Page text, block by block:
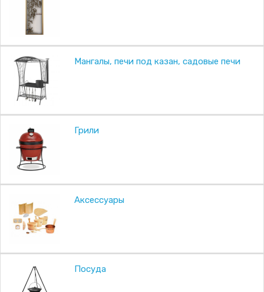
Мангалы, печи под казан, садовые печи
Грили
Аксессуары
Посуда